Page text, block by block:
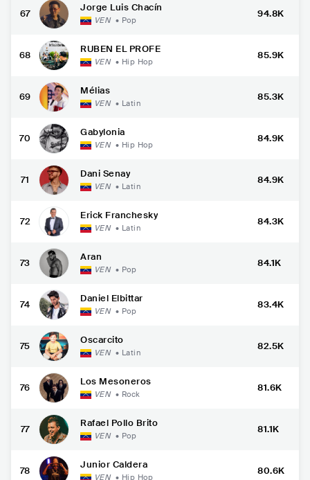
67
Jorge Luis Chacín
VEN • Pop
94.8K
68
RUBEN EL PROFE
VEN • Hip Hop
85.9K
69
Mélias
VEN • Latin
85.3K
70
Gabylonia
VEN • Hip Hop
84.9K
71
Dani Senay
VEN • Latin
84.9K
72
Erick Franchesky
VEN • Latin
84.3K
73
Aran
VEN • Pop
84.1K
74
Daniel Elbittar
VEN • Pop
83.4K
75
Oscarcito
VEN • Latin
82.5K
76
Los Mesoneros
VEN • Rock
81.6K
77
Rafael Pollo Brito
VEN • Pop
81.1K
78
Junior Caldera
VEN • Hip Hop
80.6K